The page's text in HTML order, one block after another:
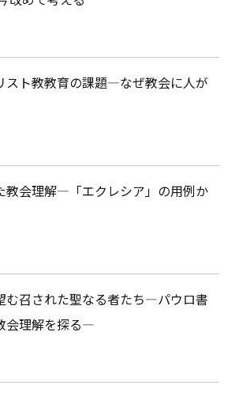
スト教教育の課題―なぜ教会に人が
教会理解―「エクレシア」の用例か
む召された聖なる者たち―パウロ書
会理解を探る―